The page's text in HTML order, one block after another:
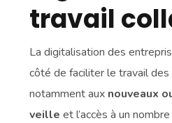
travail
La digitalisation des
côté de faciliter le travail des
notamment aux nouveaux
veille et l’accès à un